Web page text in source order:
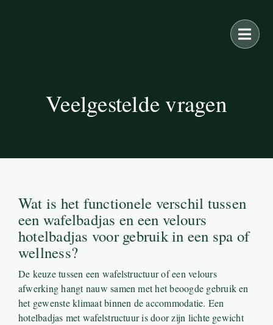
Veelgestelde vragen
Wat is het functionele verschil tussen
een wafelbadjas en een velours
hotelbadjas voor gebruik in een spa of
wellness?
De keuze tussen een wafelstructuur of een velours
afwerking hangt nauw samen met het beoogde gebruik en
het gewenste klimaat binnen de accommodatie. Een
hotelbadjas met wafelstructuur is door zijn lichte gewicht